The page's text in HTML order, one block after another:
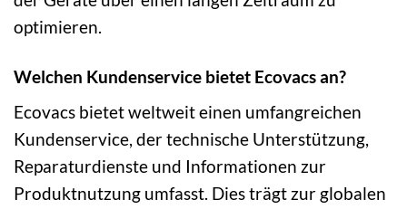
optimieren.
Welchen Kundenservice bietet Ecovacs an?
Ecovacs bietet weltweit einen umfangreichen
Kundenservice, der technische Unterstützung,
Reparaturdienste und Informationen zur
Produktnutzung umfasst. Dies trägt zur globalen